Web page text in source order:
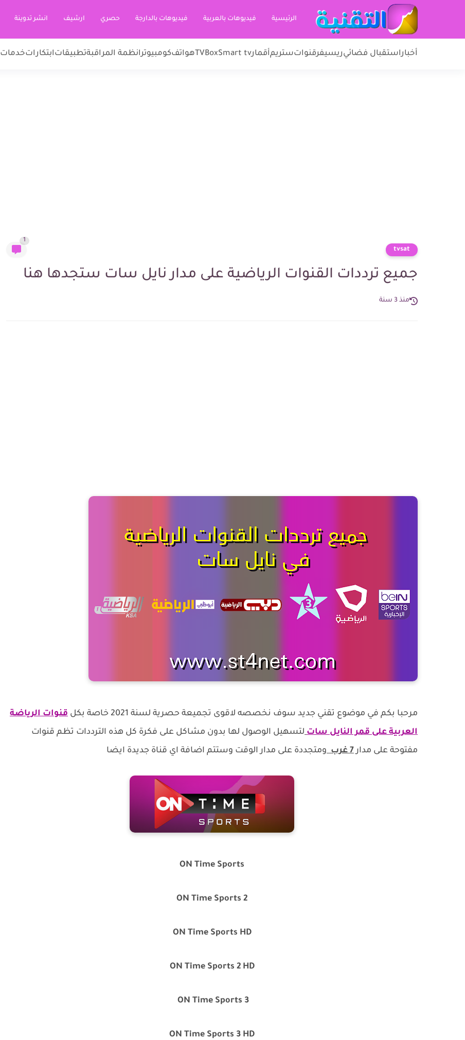
الرئيسية فيديوهات بالعربية فيديوهات بالدارجة حصري ارشيف انشر تدوينة
أخباراستقبال فضائيريسيفرقنواتستريمأقمارSmart tv
TVBox هواتفكومبيوترانظمة المراقبةتطبيقاتابتكاراتخدمات
tvsat
1
جميع ترددات القنوات الرياضية على مدار نايل سات ستجدها هنا
منذ 3 سنة
مرحبا بكم في موضوع تقني جديد سوف نخصصه لاقوى تجميعة حصرية لسنة 2021 خاصة بكل
قنوات الرياضة
العربية على قمر النايل سات لتسهيل الوصول لها بدون مشاكل على فكرة كل هذه الترددات تظم قنوات
مفتوحة على مدار7 غرب ومتجددة على مدار الوقت وستتم اضافة اي قناة جديدة ايضا
ON Time Sports
ON Time Sports 2
ON Time Sports HD
ON Time Sports 2 HD
ON Time Sports 3
ON Time Sports 3 HD